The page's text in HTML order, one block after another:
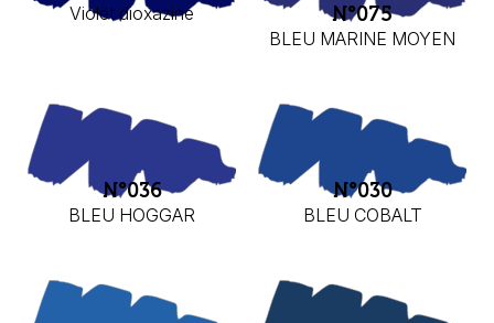
Violet dioxazine N°075
BLEU MARINE MOYEN
N°036
BLEU HOGGAR
N°030
BLEU COBALT